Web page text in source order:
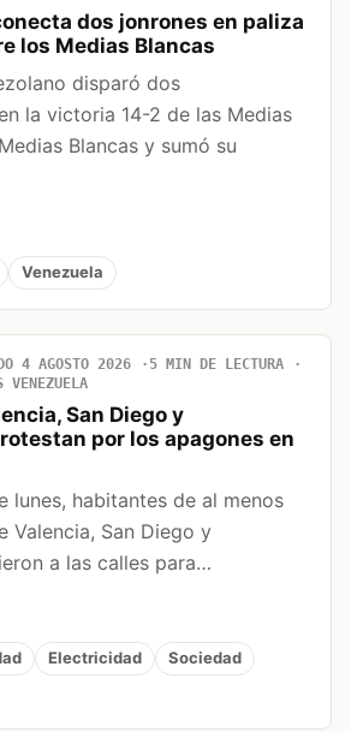
dos jonrones en paliza
los Medias Blancas
disparó dos
la victoria 14-2 de las Medias
Blancas y sumó su
Venezuela
4 AGOSTO 2026
5 MIN DE LECTURA
VENEZUELA
San Diego y
por los apagones en
lunes, habitantes de al menos
Valencia, San Diego y
a las calles para…
Electricidad
Sociedad